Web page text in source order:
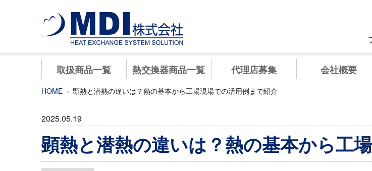
取扱商品一覧 熱交換器商品一覧 代理店募集 会社概要
HOME 顕熱と潜熱の違いは？熱の基本から工場現場での活用例まで紹介
2025.05.19
顕熱と潜熱の違いは？熱の基本から工